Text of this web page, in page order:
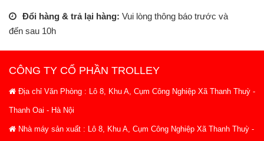
Đổi hàng & trả lại hàng: Vui lòng thông báo trước và
đến sau 10h
CÔNG TY CỔ PHẦN TROLLEY
Địa chỉ Văn Phòng : Lô 8, Khu A, Cụm Công Nghiệp Xã Thanh Thuỳ -
Thanh Oai - Hà Nội
Nhà máy sản xuất : Lô 8, Khu A, Cụm Công Nghiệp Xã Thanh Thuỳ -